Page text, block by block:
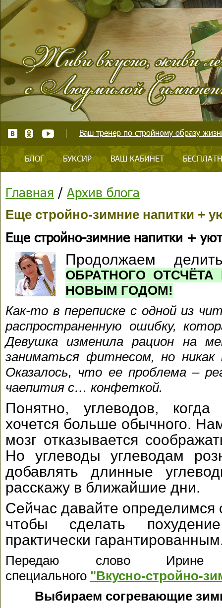
Ваш тренер по стройному образу
БЛОГ БУКСИР ВАШ КАБИНЕТ
Главная / Архив блога
Еще стройно-зимние напитки +
Еще стройно-зимние напитки +
Продолжаем
ОБРАТНОГО
НОВЫМ ГОДОМ!
Как-то в переписке с одной из
распространенную ошибку,
Девушка изменила рацион на
заниматься фитнесом, но никак
Оказалось, что ее проблема –
чаепития с… конфеткой.
Понятно, углеводов,
хочется больше обычного.
мозг отказывается
Но углеводы углеводам
добавлять длинные
расскажу в ближайшие дни.
Сейчас давайте определимся
чтобы сделать
практически
Передаю слово Ирине
специального "Вкусно-стройно-
Выбираем согревающие